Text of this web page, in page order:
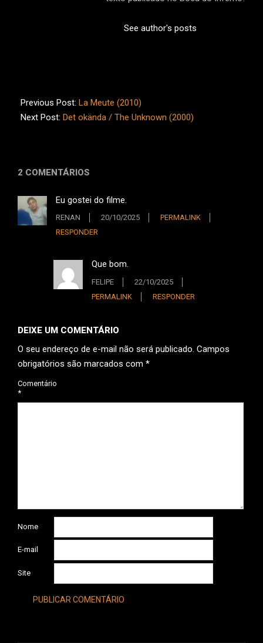
See author's posts
10-
19
Previous Post: La Meute (2010)
Next Post: Det okända / The Unknown (2000)
2 COMENTÁRIOS
Eu gostei do filme.
RENAN 20/10/2025
PERMALINK
RESPONDER
Que bom.
FELIPE
22/10/2025
PERMALINK
RESPONDER
DEIXE UM COMENTÁRIO
O seu endereço de e-mail não será publicado. Campos
obrigatórios são marcados com *
Comentário
*
Nome
E-mail
Site